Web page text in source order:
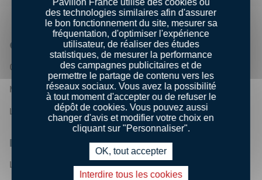
QUI SOMMES-NOUS ?
Qui sommes - nous ?
Nos engagements
Les chiffres clés
LA FILIÈRE PÊCHE FRANÇAISE
Les métiers de la mer
Pavillon France utilise des cookies ou
des technologies similaires afin d'assurer
le bon fonctionnement du site, mesurer sa
fréquentation, d'optimiser l'expérience
utilisateur, de réaliser des études
statistiques, de mesurer la performance
des campagnes publicitaires et de
permettre le partage de contenu vers les
réseaux sociaux. Vous avez la possibilité
à tout moment d'accepter ou de refuser le
dépôt de cookies. Vous pouvez aussi
changer d'avis et modifier votre choix en
cliquant sur "Personnaliser".
OK, tout accepter
Interdire tous les cookies